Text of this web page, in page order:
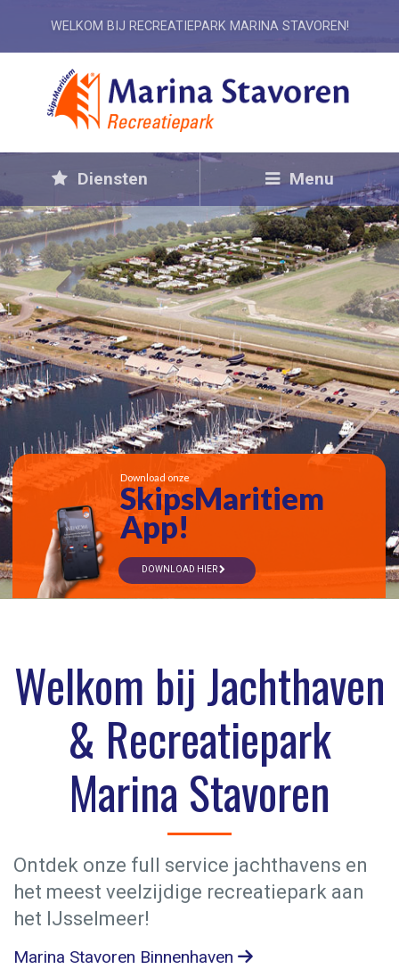
WELKOM BIJ RECREATIEPARK MARINA STAVOREN!
Diensten Menu
Download onze
SkipsMaritiem
App!
DOWNLOAD HIER
Welkom bij Jachthaven
& Recreatiepark
Marina Stavoren
Ontdek onze full service jachthavens en
het meest veelzijdige recreatiepark aan
het IJsselmeer!
Marina Stavoren Binnenhaven